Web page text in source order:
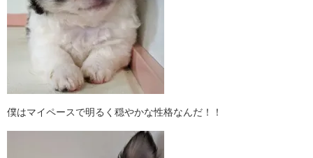
僕はマイペースで明るく穏やかな性格なんだ！！